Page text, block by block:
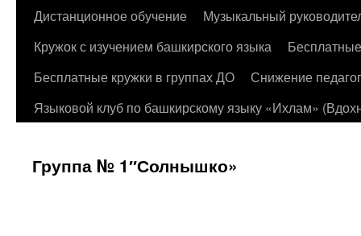
Дистанционное обучение
Музыкальный
Кружок с изучением башкирского языка
Бесплатные кружки в группах ДО
Снижение
Языковой клуб по башкирскому языку «Ихлам»
Группа № 1″Солнышко»